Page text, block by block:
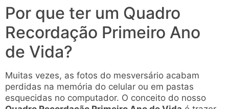
Por que ter um Quadro
Recordação Primeiro Ano
de Vida?
Muitas vezes, as fotos do mesversário acabam
perdidas na memória do celular ou em pastas
esquecidas no computador. O conceito do nosso